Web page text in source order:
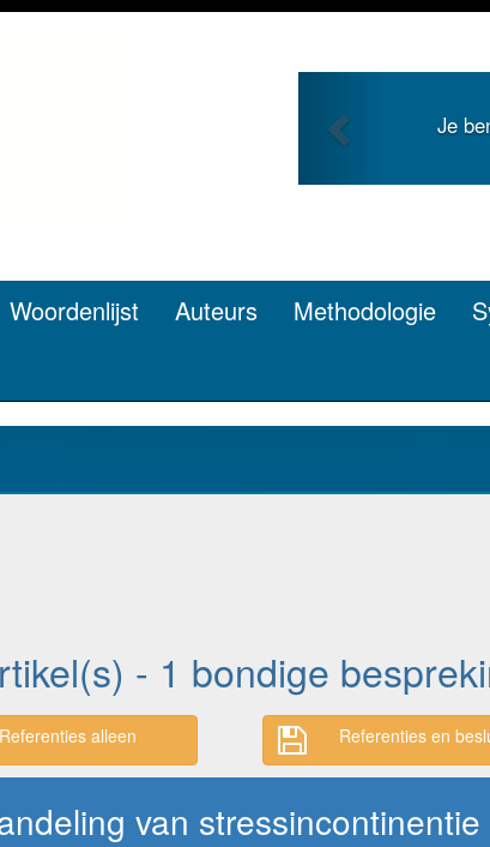
Je
Woordenlijst Auteurs Methodologie
- 1 bondige
Referenties alleen Referenties en
van